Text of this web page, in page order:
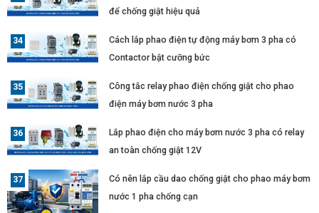
để chống giật hiệu quả
Cách lắp phao điện tự động máy bơm 3 pha có
Contactor bật cưỡng bức
Công tắc relay phao điện chống giật cho phao
điện máy bơm nước 3 pha
Lắp phao điện cho máy bơm nước 3 pha có relay
an toàn chống giật 12V
Có nên lắp cầu dao chống giật cho phao máy bơm
nước 1 pha chống cạn